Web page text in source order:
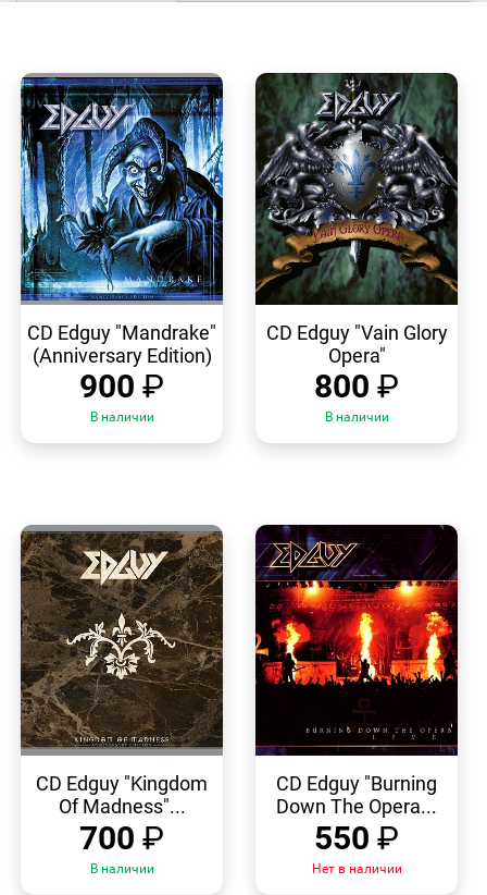
ПРОСМОТР
CD Edguy "Mandrake"
(Anniversary Edition)
900 ₽
В наличии
ПРОСМОТР
CD Edguy "Vain Glory
Opera"
800 ₽
В наличии
ПРОСМОТР
CD Edguy "Kingdom
Of Madness"...
700 ₽
В наличии
ПРОСМОТР
CD Edguy "Burning
Down The Opera...
550 ₽
Нет в наличии